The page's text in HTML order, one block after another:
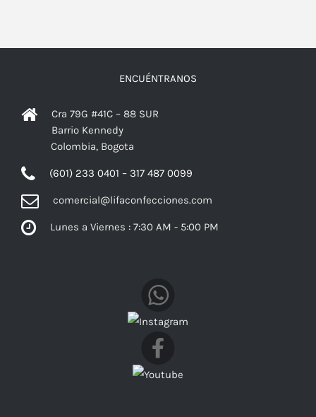
ENCUÉNTRANOS
Cra 79G #41C – 88 SUR
Barrio Kennedy
Colombia, Bogota
(601) 233 0401 – 317 487 0099
comercial@lifaconfecciones.com
Lunes a Viernes : 7:30 AM - 5:00 PM